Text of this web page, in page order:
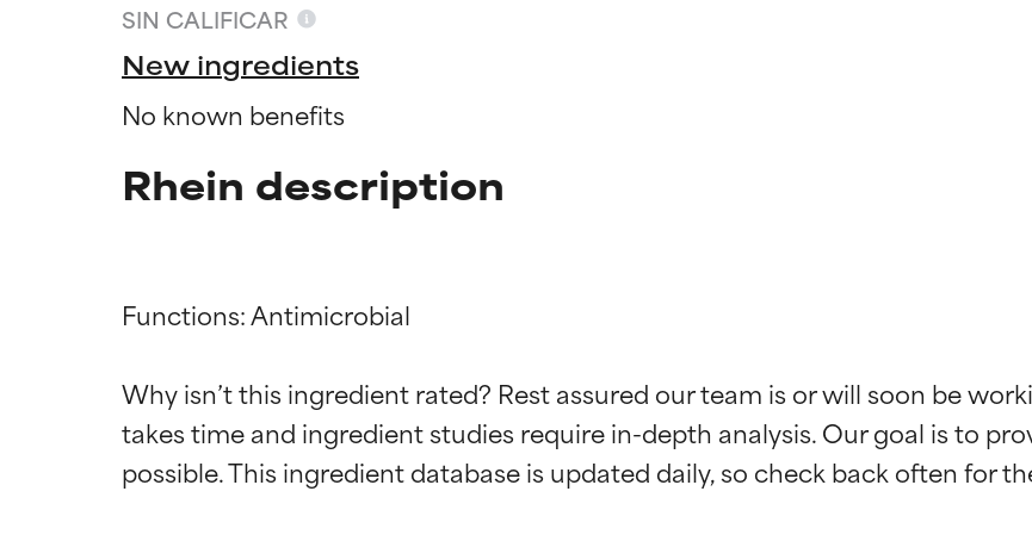
SIN CALIFICAR
New ingredients
No known benefits
Rhein description
Functions: Antimicrobial
Why isn’t this ingredient rated? Rest assured our team is or will soon be
takes time and ingredient studies require in-depth analysis. Our goal is to
Calificaciones de ingredientes
EXCELENTE
Calificaciones de ingredientes
EXCELENTE